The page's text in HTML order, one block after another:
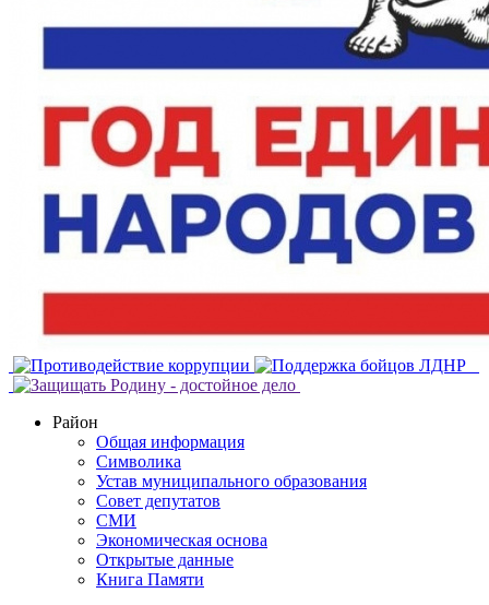
Район
Общая информация
Символика
Устав муниципального образования
Совет депутатов
СМИ
Экономическая основа
Открытые данные
Книга Памяти